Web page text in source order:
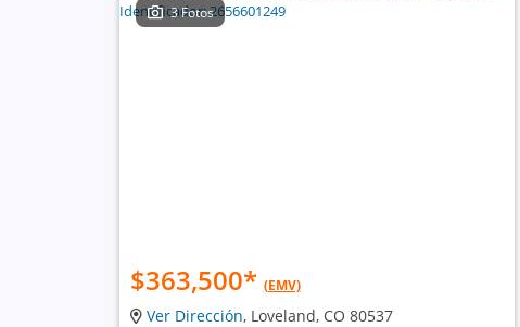
3 Fotos
$363,500* (EMV)
Ver Dirección, Loveland, CO 80537